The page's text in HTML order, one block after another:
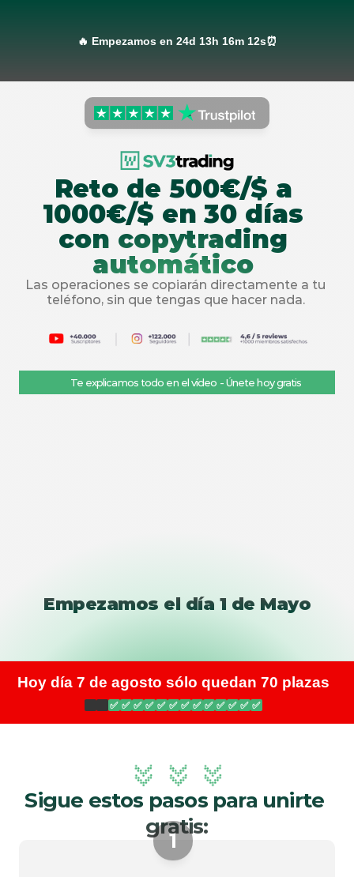
Reto de 500€/$ a
1000€/$ en 30 días
con copytrading
automático
Las operaciones se copiarán directamente a tu
teléfono, sin que tengas que hacer nada.
Te explicamos todo en el vídeo - Únete hoy gratis
Empezamos el día 1 de Mayo
Sigue estos pasos para unirte
gratis:
1